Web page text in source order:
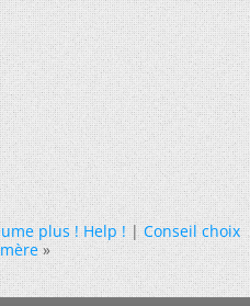
plus ! Help !|Conseil choix
»